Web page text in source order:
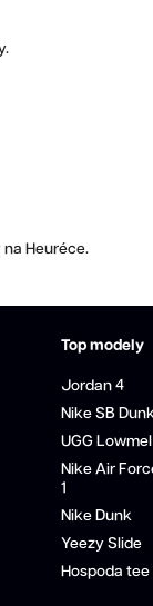
na Heuréce.
Top modely
Jordan 4
Nike SB
UGG Lowmel
Nike Air
1
Nike Dunk
Yeezy Slide
Hospoda tee